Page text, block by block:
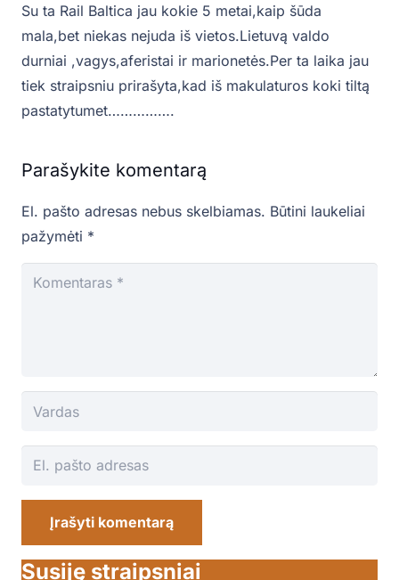
Su ta Rail Baltica jau kokie 5 metai,kaip šūda
mala,bet niekas nejuda iš vietos.Lietuvą valdo
durniai ,vagys,aferistai ir marionetės.Per ta laika jau
tiek straipsniu prirašyta,kad iš makulaturos koki tiltą
pastatytumet…………….
Parašykite komentarą
El. pašto adresas nebus skelbiamas. Būtini laukeliai
pažymėti *
Įrašyti komentarą
Susiję straipsniai